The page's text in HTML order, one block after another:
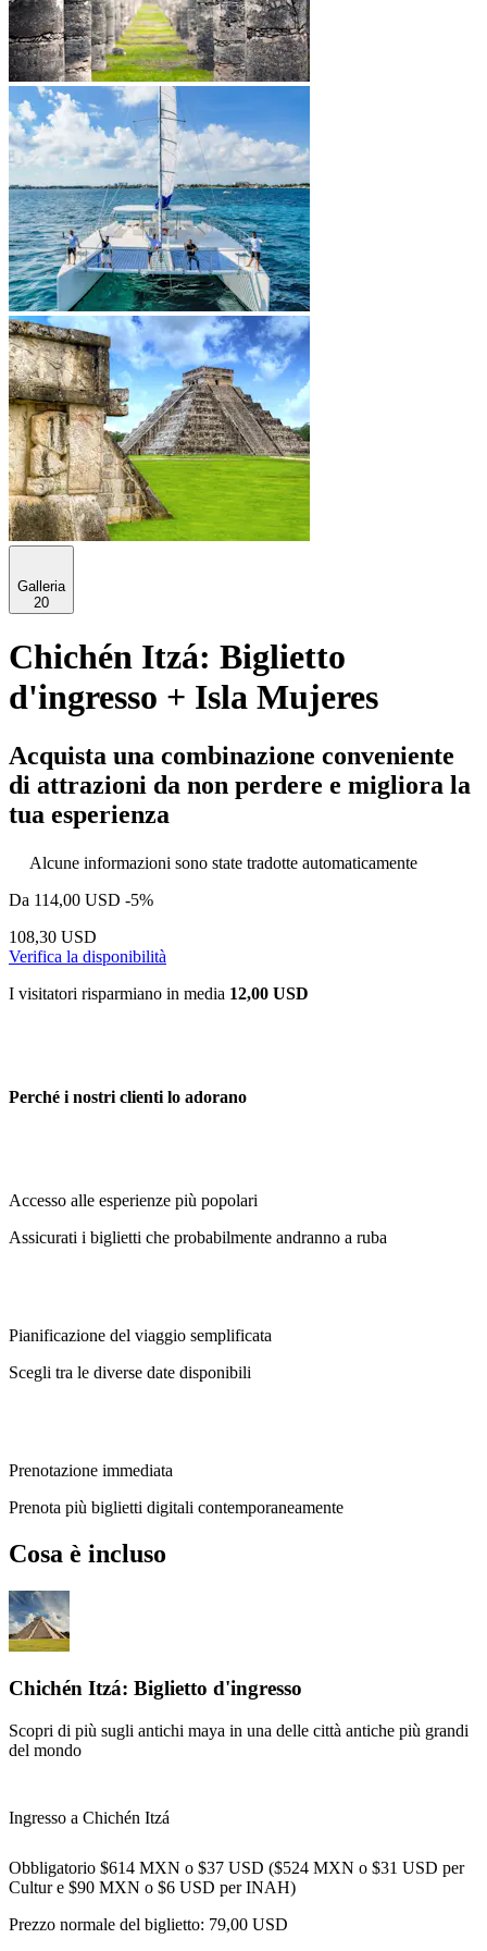
Galleria
20
Chichén Itzá: Biglietto
d'ingresso + Isla Mujeres
Acquista una combinazione conveniente
di attrazioni da non perdere e migliora la
tua esperienza
Alcune informazioni sono state tradotte automaticamente
Da 114,00 USD -5%
108,30 USD
Verifica la disponibilità
I visitatori risparmiano in media 12,00 USD
Perché i nostri clienti lo adorano
Accesso alle esperienze più popolari
Assicurati i biglietti che probabilmente andranno a ruba
Pianificazione del viaggio semplificata
Scegli tra le diverse date disponibili
Prenotazione immediata
Prenota più biglietti digitali contemporaneamente
Cosa è incluso
Chichén Itzá: Biglietto d'ingresso
Scopri di più sugli antichi maya in una delle città antiche più grandi
del mondo
Ingresso a Chichén Itzá
Obbligatorio $614 MXN o $37 USD ($524 MXN o $31 USD per
Cultur e $90 MXN o $6 USD per INAH)
Prezzo normale del biglietto: 79,00 USD